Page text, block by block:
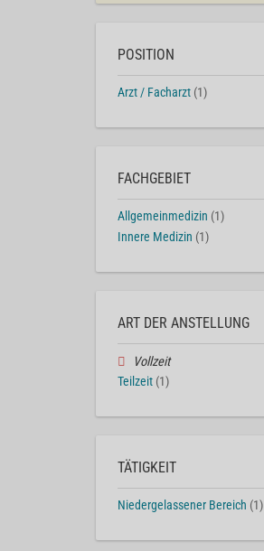
POSITION
Arzt / Facharzt (1)
FACHGEBIET
Allgemeinmedizin (1)
Innere Medizin (1)
ART DER ANSTELLUNG
Vollzeit
Teilzeit (1)
TÄTIGKEIT
Niedergelassener Bereich (1)